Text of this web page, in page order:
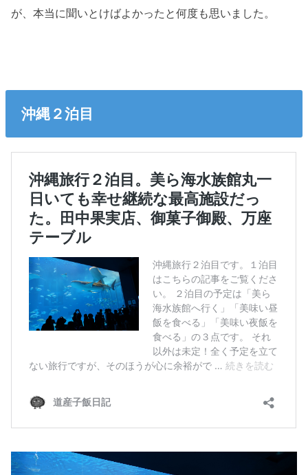
が、本当に聞いとけばよかったと何度も思いました。
沖縄２泊目